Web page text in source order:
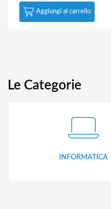
Aggiungi al carrello
Le Categorie
INFORMATICA